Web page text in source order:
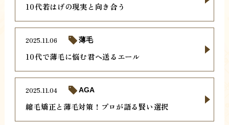
10代若はげの現実と向き合う
10代で薄毛に悩む君へ送るエール
2025.11.06 薄毛
縮毛矯正と薄毛対策！プロが語る賢い選択
2025.11.04 AGA